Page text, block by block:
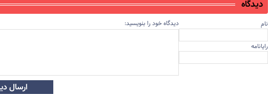
دیدگاه
نام
رایانامه
دیدگاه خود را بنویسید:
ارسال